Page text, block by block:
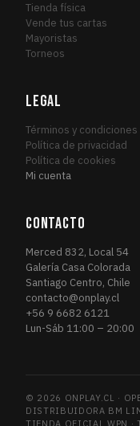
Tienda física
Vende tus cartas
Mayoristas
Torneos
LEGAL
Términos y condiciones
Política de privacidad
Política de cookies
Mi cuenta
CONTACTO
Merced 832, Local 54
Galería Casa Colorada
Santiago Centro, Chile
contacto@onplay.cl
+56 9 6682 6121
Lun-Sáb 11:00 – 20:00
© 2026 ONPLAY.CL ·
DISTRIBUIDORA BM
TIENDA OFICIAL WPN ·